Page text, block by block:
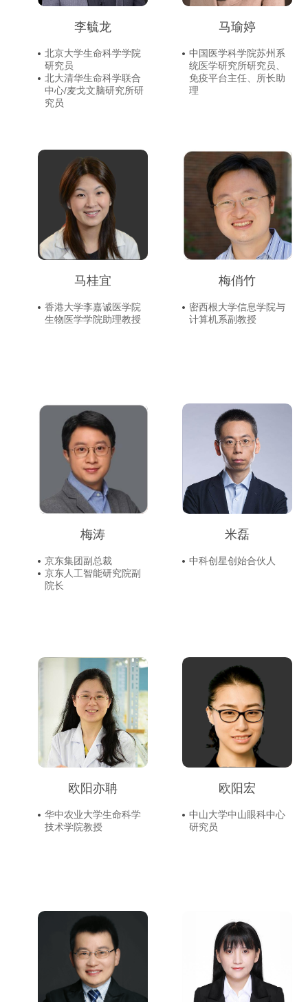
李毓龙
北京大学生命科学学院
研究员
北大清华生命科学联合
中心/麦戈文脑研究所研
究员
马瑜婷
中国医学科学院苏州系
统医学研究所研究员、
免疫平台主任、所长助
理
马桂宜
香港大学李嘉诚医学院
生物医学学院助理教授
梅俏竹
密西根大学信息学院与
计算机系副教授
梅涛
京东集团副总裁
京东人工智能研究院副
院长
米磊
中科创星创始合伙人
欧阳亦聃
华中农业大学生命科学
技术学院教授
欧阳宏
中山大学中山眼科中心
研究员